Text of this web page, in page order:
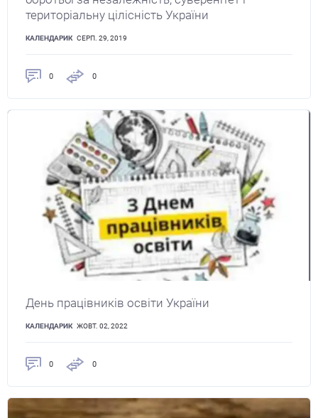
територіальну цілісність України
КАЛЕНДАРИК СЕРП. 29, 2019
0 0
День працівників освіти України
КАЛЕНДАРИК ЖОВТ. 02, 2022
0 0